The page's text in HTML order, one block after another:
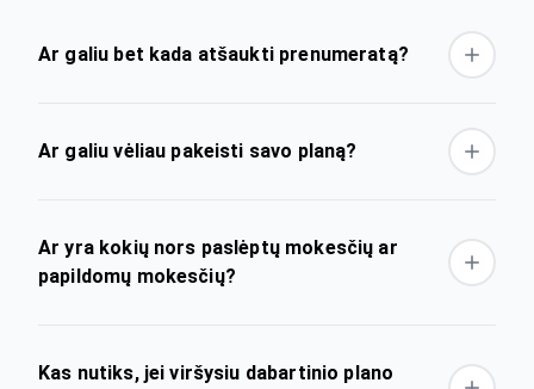
Ar galiu bet kada atšaukti prenumeratą?
Ar galiu vėliau pakeisti savo planą?
Ar yra kokių nors paslėptų mokesčių ar
papildomų mokesčių?
Kas nutiks, jei viršysiu dabartinio plano